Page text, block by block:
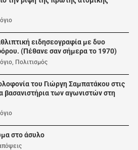
ειδησεογραφία με δυο
(Πέθανε σαν σήμερα το 1970)
Πολιτισμός
του Γιώργη Σαμπατάκου στις
βασανιστήρια των αγωνιστών στη
στο άσυλο